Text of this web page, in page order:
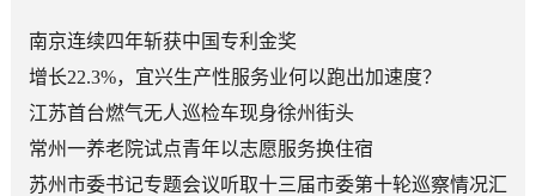
南京连续四年斩获中国专利金奖
增长22.3%，宜兴生产性服务业何以跑出加速度？
江苏首台燃气无人巡检车现身徐州街头
常州一养老院试点青年以志愿服务换住宿
苏州市委书记专题会议听取十三届市委第十轮巡察情况汇